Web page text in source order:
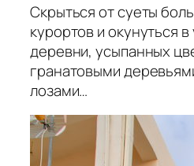
Скрыться от суеты
курортов и окунуться
деревни, усыпанных
гранатовыми
лозами…